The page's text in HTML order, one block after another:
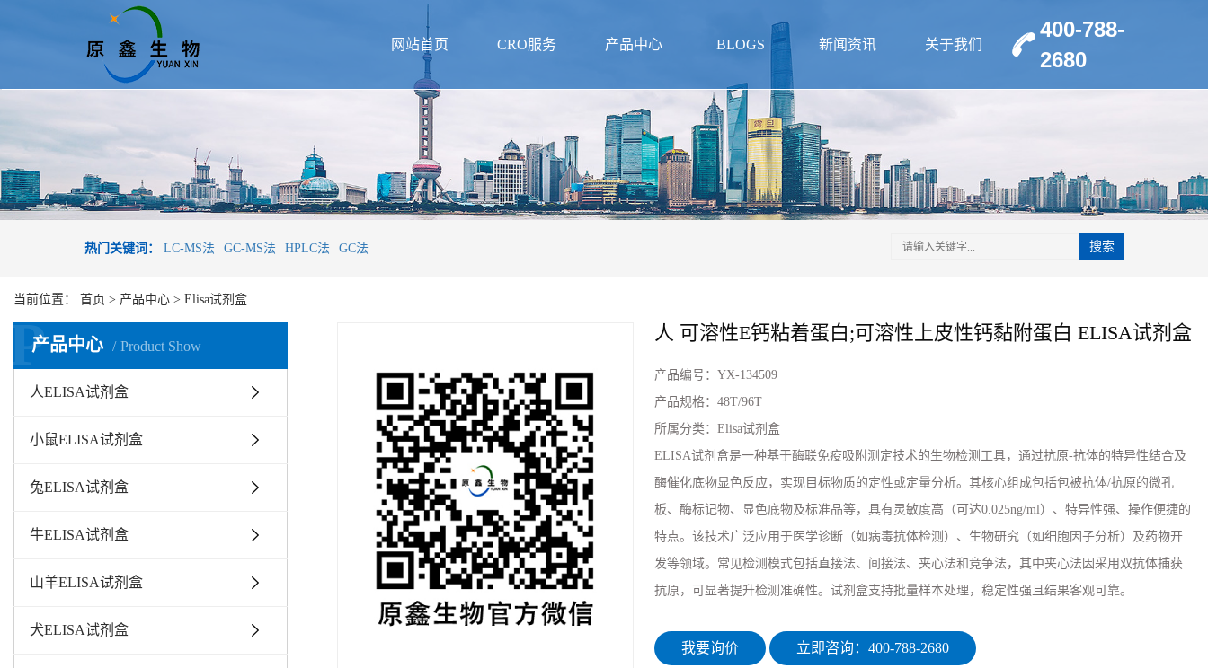
网站首页 CRO服务 产品中心 BLOGS 新闻资讯 关于我们
400-788-
2680
热门关键词： LC-MS法 GC-MS法 HPLC法 GC法 搜索
当前位置： 首页 > 产品中心 > Elisa试剂盒
产品中心 Product Show
P
人ELISA试剂盒
小鼠ELISA试剂盒
兔ELISA试剂盒
牛ELISA试剂盒
山羊ELISA试剂盒
犬ELISA试剂盒
人 可溶性E钙粘着蛋白;可溶性上皮性钙黏附蛋白 ELISA试剂盒
产品编号： YX-134509
产品规格： 48T/96T
所属分类： Elisa试剂盒
ELISA试剂盒是一种基于酶联免疫吸附测定技术的生物检测工具，通过抗原-抗体的特异性结合及
酶催化底物显色反应，实现目标物质的定性或定量分析。其核心组成包括包被抗体/抗原的微孔
板、酶标记物、显色底物及标准品等，具有灵敏度高（可达0.025ng/ml）、特异性强、操作便捷的
特点。该技术广泛应用于医学诊断（如病毒抗体检测）、生物研究（如细胞因子分析）及药物开
发等领域。常见检测模式包括直接法、间接法、夹心法和竞争法，其中夹心法因采用双抗体捕获
抗原，可显著提升检测准确性。试剂盒支持批量样本处理，稳定性强且结果客观可靠。
我要询价 立即咨询：400-788-2680